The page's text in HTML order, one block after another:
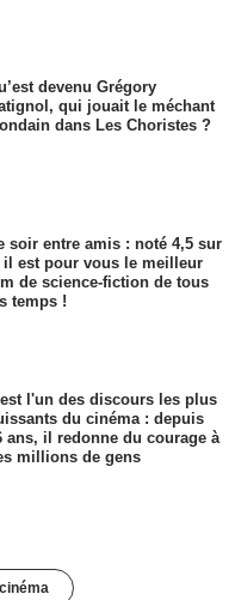
devenu Grégory
qui jouait le méchant
dans Les Choristes ?
soir entre amis : noté 4,5 sur
il est pour vous le meilleur
de science-fiction de tous
temps !
l'un des discours les plus
du cinéma : depuis
ans, il redonne du courage à
millions de gens